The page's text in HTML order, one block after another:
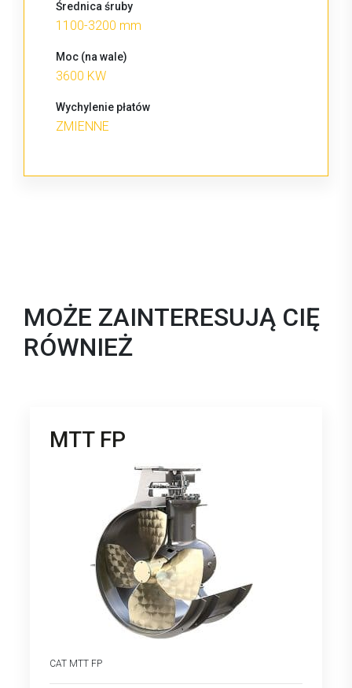
Średnica śruby
1100-3200 mm
Moc (na wale)
3600 KW
Wychylenie płatów
ZMIENNE
MOŻE ZAINTERESUJĄ CIĘ
RÓWNIEŻ
MTT FP
CAT MTT FP